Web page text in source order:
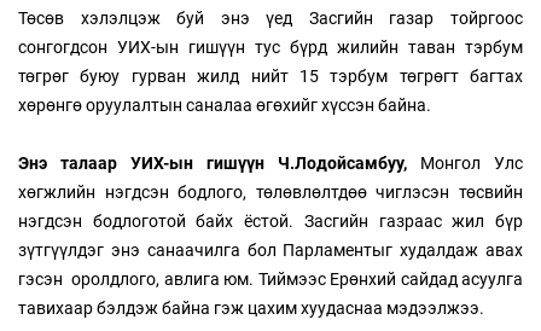
Төсөв хэлэлцэж буй энэ үед Засгийн газар тойргоос
сонгогдсон УИХ-ын гишүүн тус бүрд жилийн таван тэрбум
төгрөг буюу гурван жилд нийт 15 тэрбум төгрөгт багтах
хөрөнгө оруулалтын саналаа өгөхийг хүссэн байна.
Энэ талаар УИХ-ын гишүүн Ч.Лодойсамбуу, Монгол Улс
хөгжлийн нэгдсэн бодлого, төлөвлөлтдөө чиглэсэн төсвийн
нэгдсэн бодлоготой байх ёстой. Засгийн газраас жил бүр
зүтгүүлдэг энэ санаачилга бол Парламентыг худалдаж авах
гэсэн оролдлого, авлига юм. Тиймээс Ерөнхий сайдад асуулга
тавихаар бэлдэж байна гэж цахим хуудаснаа мэдээлжээ.